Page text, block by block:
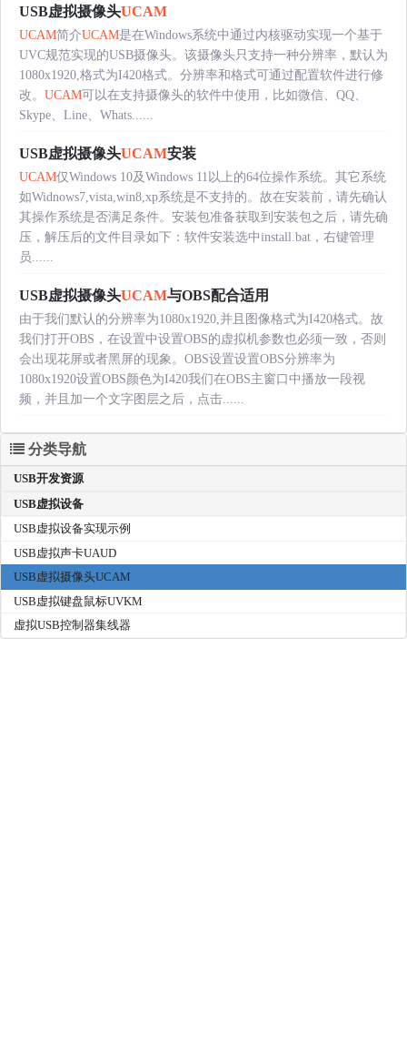
USB虚拟摄像头UCAM
UCAM简介UCAM是在Windows系统中通过内核驱动实现一个基于
UVC规范实现的USB摄像头。该摄像头只支持一种分辨率，默认为
1080x1920,格式为I420格式。分辨率和格式可通过配置软件进行修
改。 UCAM可以在支持摄像头的软件中使用，比如微信、QQ、
Skype、Line、Whats......
USB虚拟摄像头UCAM安装
UCAM仅Windows 10及Windows 11以上的64位操作系统。其它系统
如Widnows7,vista,win8,xp系统是不支持的。故在安装前，请先确认
其操作系统是否满足条件。安装包准备获取到安装包之后，请先确
压，解压后的文件目录如下：软件安装选中install.bat，右键管理
员......
USB虚拟摄像头UCAM与OBS配合适用
由于我们默认的分辨率为1080x1920,并且图像格式为I420格式。故
我们打开OBS，在设置中设置OBS的虚拟机参数也必须一致，否则
会出现花屏或者黑屏的现象。OBS设置设置OBS分辨率为
1080x1920设置OBS颜色为I420我们在OBS主窗口中播放一段视
频，并且加一个文字图层之后，点击......
分类导航
USB开发资源
USB虚拟设备
USB虚拟设备实现示例
USB虚拟声卡UAUD
USB虚拟摄像头UCAM
USB虚拟键盘鼠标UVKM
虚拟USB控制器集线器